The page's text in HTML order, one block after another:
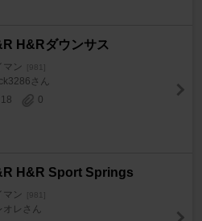
H&Rダウンサス
マン
さん
18
0
H&R Sport Springs
マン
オレさん